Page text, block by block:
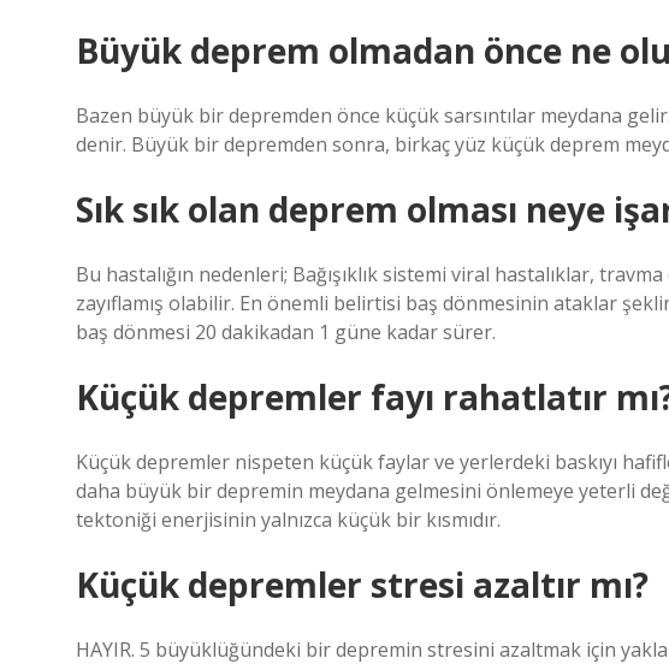
Büyük deprem olmadan önce ne
Bazen büyük bir depremden önce küçük sarsıntılar meydana gelir.
denir. Büyük bir depremden sonra, birkaç yüz küçük deprem
Sık sık olan deprem olması neye
Bu hastalığın nedenleri; Bağışıklık sistemi viral hastalıklar,
zayıflamış olabilir. En önemli belirtisi baş dönmesinin ataklar
baş dönmesi 20 dakikadan 1 güne kadar sürer.
Küçük depremler fayı rahatlatır
Küçük depremler nispeten küçük faylar ve yerlerdeki baskıyı
daha büyük bir depremin meydana gelmesini önlemeye yeterli
tektoniği enerjisinin yalnızca küçük bir kısmıdır.
Küçük depremler stresi azaltır mı?
HAYIR. 5 büyüklüğündeki bir depremin stresini azaltmak için